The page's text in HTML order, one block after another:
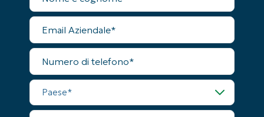
Email
Aziendale
Numero
telefono
Paese
Nome
First
and
name*
Business
email*
Phone
number*